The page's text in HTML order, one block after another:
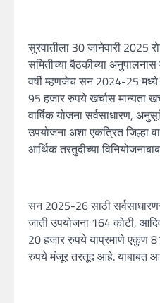
सुरवातीला 30 जानेवारी 2025
समितीच्या बैठकीच्या
वर्षी म्हणजेच सन 2024-25
95 हजार रुपये खर्चास मान्यता
वार्षिक योजना सर्वसाधारण,
उपयोजना अशा एकत्रित जिल्हा
आर्थिक तरतुदीच्या
सन 2025-26 साठी
जाती उपयोजना 164 कोटी,
20 हजार रुपये याप्रमाणे एकुण
रुपये मंजूर तरतूद आहे. याबाबत